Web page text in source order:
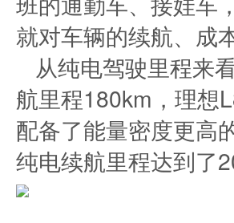
就对车辆的续航、成
从纯电驾驶里程来
航里程180km，理想
配备了能量密度更高
纯电续航里程达到了